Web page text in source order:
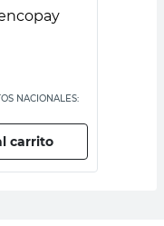
NACIONALES:
carrito